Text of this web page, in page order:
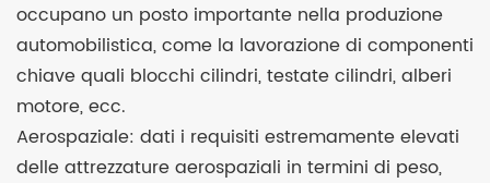
occupano un posto importante nella produzione
automobilistica, come la lavorazione di componenti
chiave quali blocchi cilindri, testate cilindri, alberi
motore, ecc.
Aerospaziale: dati i requisiti estremamente elevati
delle attrezzature aerospaziali in termini di peso,